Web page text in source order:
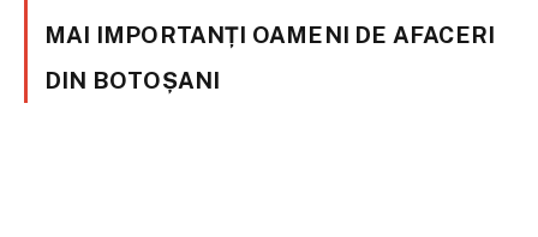
MAI IMPORTANȚI OAMENI DE AFACERI
DIN BOTOȘANI